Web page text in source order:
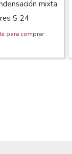
mixta
S 24